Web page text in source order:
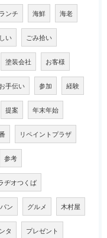
ランチ 海鮮 海老
い ごみ拾い
塗装会社 お客様
お手伝い 参加 経験
提案 年末年始
リペイントプラザ
参考
ヂオつくば
パン グルメ 木村屋
タ プレゼント